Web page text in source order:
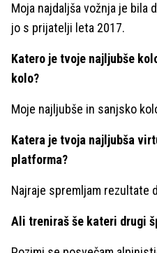
Moja najdaljša vožnja je bila
jo s prijatelji leta 2017.
Katero je tvoje najljubše
kolo?
Moje najljubše in sanjsko
Katera je tvoja najljubša
platforma?
Najraje spremljam rezultate
Ali treniraš še kateri drugi